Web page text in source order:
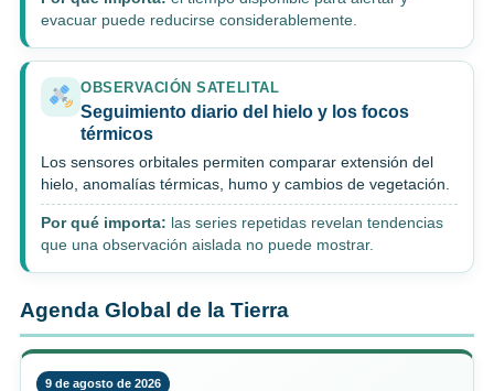
evacuar puede reducirse considerablemente.
OBSERVACIÓN SATELITAL
Seguimiento diario del hielo y los focos
térmicos
Los sensores orbitales permiten comparar extensión del
hielo, anomalías térmicas, humo y cambios de vegetación.
Por qué importa: las series repetidas revelan tendencias
que una observación aislada no puede mostrar.
Agenda Global de la Tierra
9 de agosto de 2026